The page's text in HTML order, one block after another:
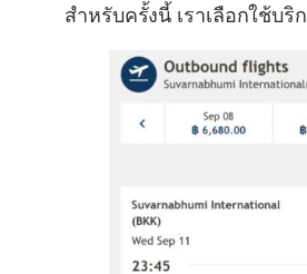
สำหรับครั้งนี้ เราเลือกใช้บ